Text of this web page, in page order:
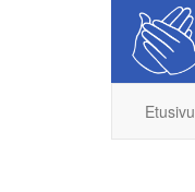
Etusivu